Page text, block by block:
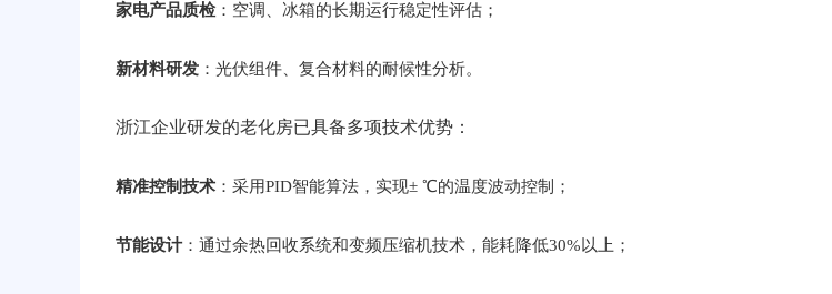
家电产品质检：空调、冰箱的长期运行稳定性评估；
新材料研发 ：光伏组件、复合材料的耐候性分析。
浙江企业研发的老化房已具备多项技术优势：
精准控制技术 ：采用PID智能算法，实现± ℃的温度波动控制；
节能设计：通过余热回收系统和变频压缩机技术，能耗降低30%以上；